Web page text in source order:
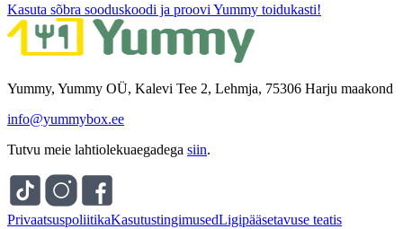
Kasuta sõbra sooduskoodi ja proovi Yummy toidukasti!
Yummy, Yummy OÜ, Kalevi Tee 2, Lehmja, 75306 Harju maakond
info@yummybox.ee
Tutvu meie lahtiolekuaegadega siin.
PrivaatsuspoliitikaKasutustingimusedLigipääsetavuse teatis